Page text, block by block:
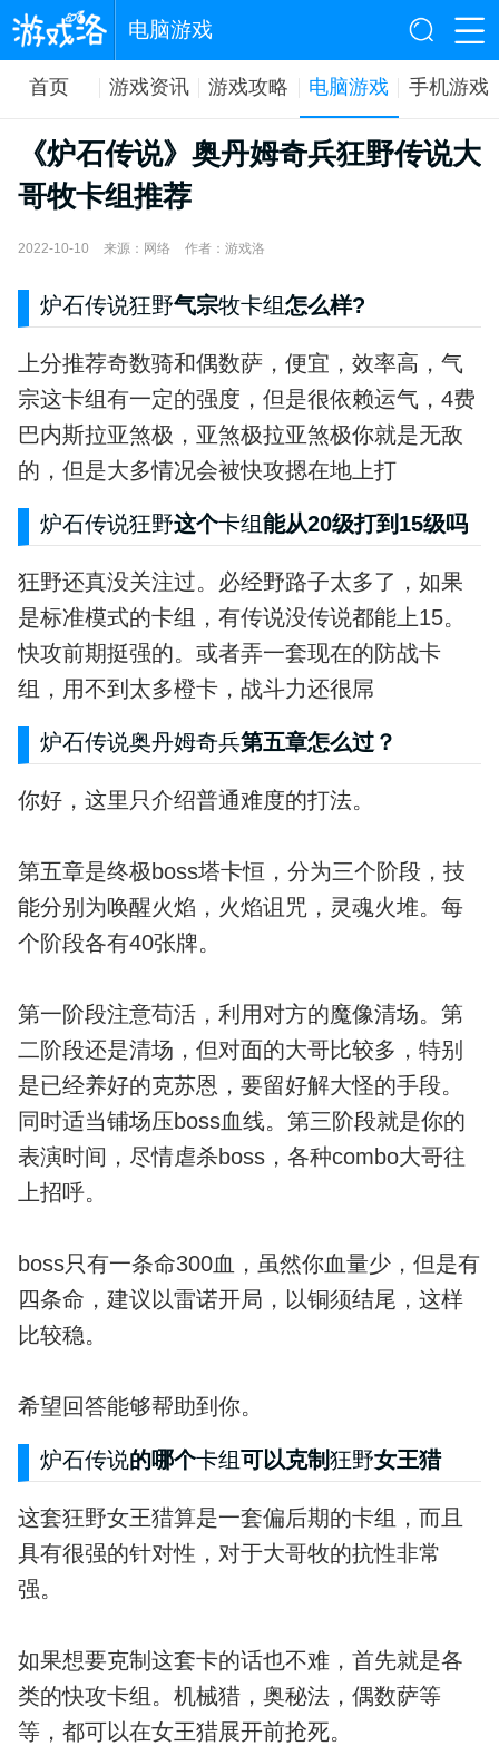
电脑游戏
首页 游戏资讯 游戏攻略 电脑游戏 手机游戏
《炉石传说》奥丹姆奇兵狂野传说大
哥牧卡组推荐
2022-10-10 来源：网络 作者：游戏洛
炉石传说狂野气宗牧卡组怎么样?
上分推荐奇数骑和偶数萨，便宜，效率高，气
宗这卡组有一定的强度，但是很依赖运气，4费
巴内斯拉亚煞极，亚煞极拉亚煞极你就是无敌
的，但是大多情况会被快攻摁在地上打
炉石传说狂野这个卡组能从20级打到15级吗
狂野还真没关注过。必经野路子太多了，如果
是标准模式的卡组，有传说没传说都能上15。
快攻前期挺强的。或者弄一套现在的防战卡
组，用不到太多橙卡，战斗力还很屌
炉石传说奥丹姆奇兵第五章怎么过？
你好，这里只介绍普通难度的打法。
第五章是终极boss塔卡恒，分为三个阶段，技
能分别为唤醒火焰，火焰诅咒，灵魂火堆。每
个阶段各有40张牌。
第一阶段注意苟活，利用对方的魔像清场。第
二阶段还是清场，但对面的大哥比较多，特别
是已经养好的克苏恩，要留好解大怪的手段。
同时适当铺场压boss血线。第三阶段就是你的
表演时间，尽情虐杀boss，各种combo大哥往
上招呼。
boss只有一条命300血，虽然你血量少，但是有
四条命，建议以雷诺开局，以铜须结尾，这样
比较稳。
希望回答能够帮助到你。
炉石传说的哪个卡组可以克制狂野女王猎
这套狂野女王猎算是一套偏后期的卡组，而且
具有很强的针对性，对于大哥牧的抗性非常
强。
如果想要克制这套卡的话也不难，首先就是各
类的快攻卡组。机械猎，奥秘法，偶数萨等
等，都可以在女王猎展开前抢死。